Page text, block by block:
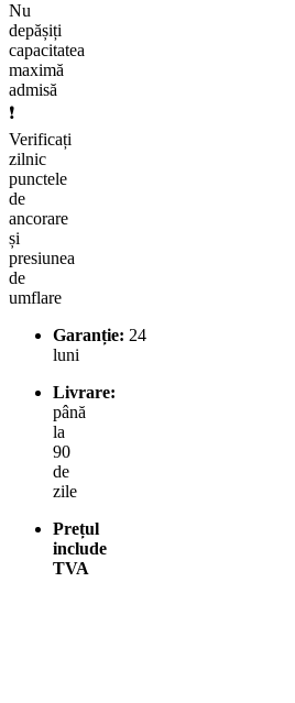
Nu
depășiți
capacitatea
maximă
admisă
❗
Verificați
zilnic
punctele
de
ancorare
și
presiunea
de
umflare
Garanție: 24
luni
Livrare:
până
la
90
de
zile
Prețul
include
TVA